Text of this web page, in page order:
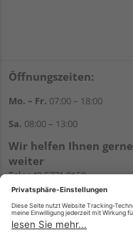
Öffnungszeiten:
Mo. – Fr. 07:00 – 18:00
Sa. 08:00 – 13:00
Wir helfen Ihnen gerne
weiter
Tel.:+49 5771 9150
E-Mail:info@holz-hassfeld.de
WhatsApp